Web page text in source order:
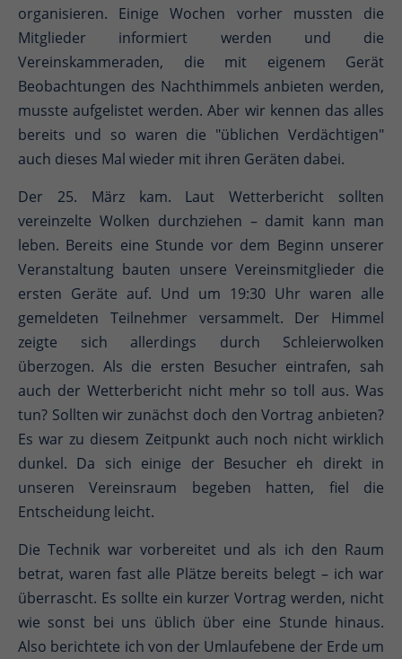
organisieren. Einige Wochen vorher mussten die
Mitglieder informiert werden und die
Vereinskammeraden, die mit eigenem Gerät
Beobachtungen des Nachthimmels anbieten werden,
musste aufgelistet werden. Aber wir kennen das alles
bereits und so waren die "üblichen Verdächtigen"
auch dieses Mal wieder mit ihren Geräten dabei.
Der 25. März kam. Laut Wetterbericht sollten
vereinzelte Wolken durchziehen – damit kann man
leben. Bereits eine Stunde vor dem Beginn unserer
Veranstaltung bauten unsere Vereinsmitglieder die
ersten Geräte auf. Und um 19:30 Uhr waren alle
gemeldeten Teilnehmer versammelt. Der Himmel
zeigte sich allerdings durch Schleierwolken
überzogen. Als die ersten Besucher eintrafen, sah
auch der Wetterbericht nicht mehr so toll aus. Was
tun? Sollten wir zunächst doch den Vortrag anbieten?
Es war zu diesem Zeitpunkt auch noch nicht wirklich
dunkel. Da sich einige der Besucher eh direkt in
unseren Vereinsraum begeben hatten, fiel die
Entscheidung leicht.
Die Technik war vorbereitet und als ich den Raum
betrat, waren fast alle Plätze bereits belegt – ich war
überrascht. Es sollte ein kurzer Vortrag werden, nicht
wie sonst bei uns üblich über eine Stunde hinaus.
Also berichtete ich von der Umlaufebene der Erde um